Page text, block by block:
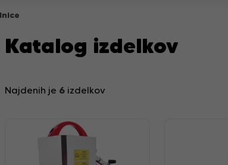
Katalog izdelkov
Najdenih je 6izdelkov